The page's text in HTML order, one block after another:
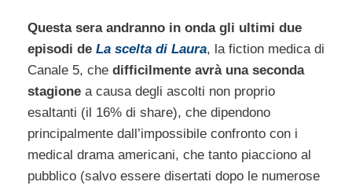
Questa sera andranno in onda gli ultimi due
episodi de La scelta di Laura, la fiction medica di
Canale 5, che difficilmente avrà una seconda
stagione a causa degli ascolti non proprio
esaltanti (il 16% di share), che dipendono
principalmente dall’impossibile confronto con i
medical drama americani, che tanto piacciono al
pubblico (salvo essere disertati dopo le numerose